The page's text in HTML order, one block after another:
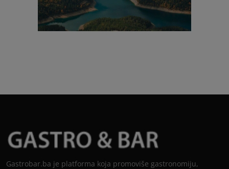
Gastrobar.ba je platforma koja promoviše gastronomiju,